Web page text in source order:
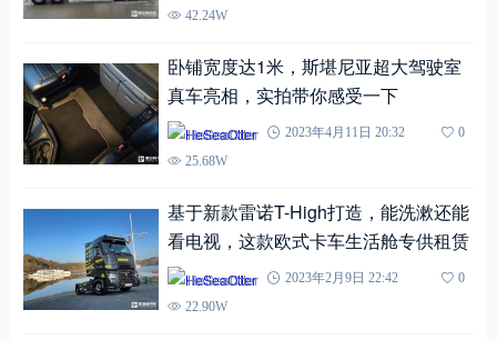
42.24W
卧铺宽度达1米，斯堪尼亚超大驾驶室
真车亮相，实拍带你感受一下
HeSeaOtter 2023年4月11日 20:32
0
25.68W
基于新款雷诺T-High打造，能洗漱还能
看电视，这款欧式卡车生活舱专供租赁
HeSeaOtter 2023年2月9日 22:42
0
22.90W